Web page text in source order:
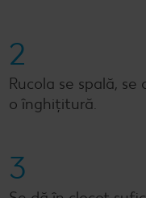
2
Rucola se spală,
o înghițitură.
3